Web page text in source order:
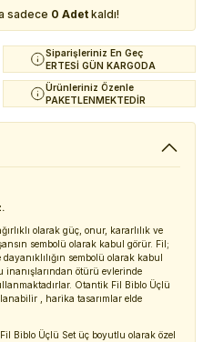
sadece 0 Adet kaldı!
Siparişleriniz En Geç
ERTESİ GÜN KARGODA
Ürünleriniz Özenle
PAKETLENMEKTEDİR
olarak güç, onur, kararlılık ve
sembolü olarak kabul görür. Fil;
sembolü olarak kabul
inanışlarından ötürü evlerinde
Otantik Fil Biblo Üçlü
, harika tasarımlar elde
Biblo Üçlü Set üç boyutlu olarak özel